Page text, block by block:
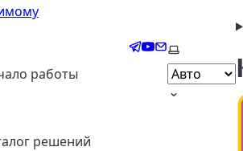
работы
решений
Telegram
YouTube
EmailВыберите